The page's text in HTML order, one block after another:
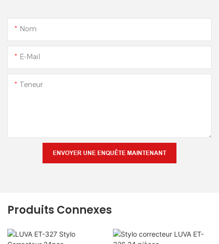
Nom
E-Mail
Teneur
ENVOYER UNE ENQUÊTE MAINTENANT
Produits Connexes